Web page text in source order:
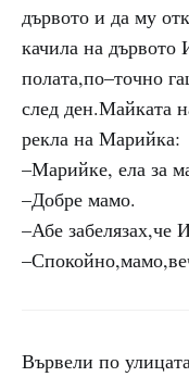
дървото и да му
качила на дървото
полата,по–точно
след ден.Майката
рекла на Марийка:
–Марийке, ела за
–Добре мамо.
–Абе забелязах,че
Вървели по